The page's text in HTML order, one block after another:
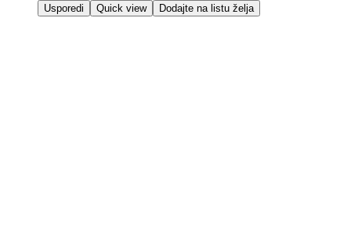
Usporedi Quick view Dodajte na listu želja